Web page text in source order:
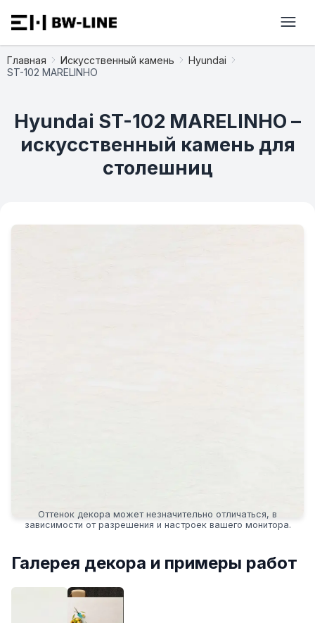
Главная Искусственный камень
Hyundai
ST-102 MARELINHO
Hyundai ST-102 MARELINHO –
искусственный камень для
столешниц
Оттенок декора может незначительно отличаться, в
зависимости от разрешения и настроек вашего монитора.
Галерея декора и примеры работ